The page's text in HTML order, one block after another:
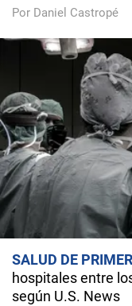
Por Daniel Castropé
SALUD DE
hospitales entre
según U.S. News